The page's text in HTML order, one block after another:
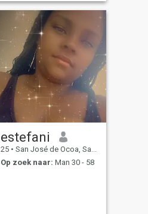
estefani
25 • San José de Ocoa, San José de Ocoa, Dominicaanse Rep.
Op zoek naar: Man 30 - 58